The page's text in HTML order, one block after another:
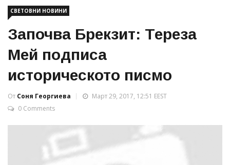
СВЕТОВНИ НОВИНИ
Започва Брекзит: Тереза
Мей подписа
историческото писмо
От Соня Георгиева
Март 29, 2017, 12:51 EEST
0 Comments